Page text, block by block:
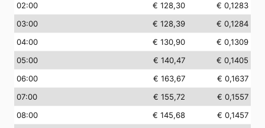
02:00 € 128,30
€ 0,1283
03:00 € 128,39
€ 0,1284
04:00 € 130,90
€ 0,1309
05:00 € 140,47
€ 0,1405
06:00 € 163,67
€ 0,1637
07:00 € 155,72
€ 0,1557
08:00 € 145,68
€ 0,1457